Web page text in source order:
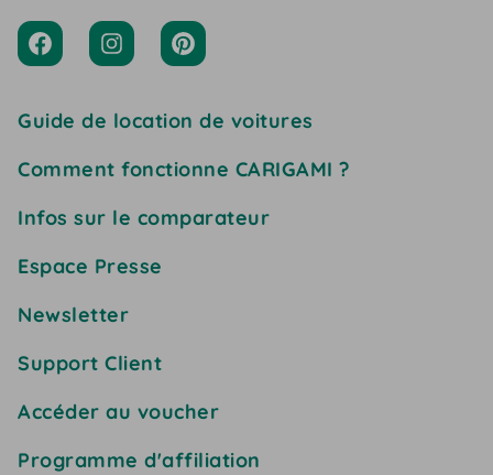
Guide de location de voitures
Comment fonctionne CARIGAMI ?
Infos sur le comparateur
Espace Presse
Newsletter
Support Client
Accéder au voucher
Programme d'affiliation